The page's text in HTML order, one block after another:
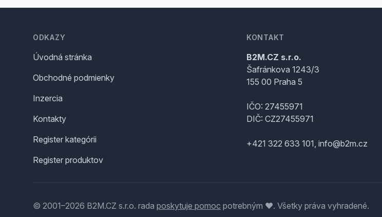
ODKAZY
Úvodná stránka
Obchodné podmienky
Inzercia
Kontakty
Register kategórii
Register produktov
KONTAKT
B2M.CZ s.r.o.
Šafránkova 1243/3
155 00 Praha 5
IČO: 27455971
DIČ: CZ27455971
+421 322 633 101, info@b2m.cz
© 2001–2026 B2M.CZ s.r.o. rada poskytuje pomoc potrebným ♥️. Všetky práva vyhradené.